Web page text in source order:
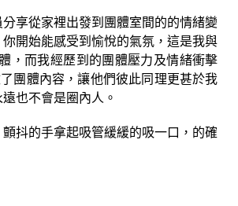
享從家裡出發到團體室間的的情緒變
開始能感受到愉悅的氣氛，這是我與
，而我經歷到的團體壓力及情緒衝擊
團體內容，讓他們彼此同理更甚於我
也不會是圈內人。
抖的手拿起吸管緩緩的吸一口，的確